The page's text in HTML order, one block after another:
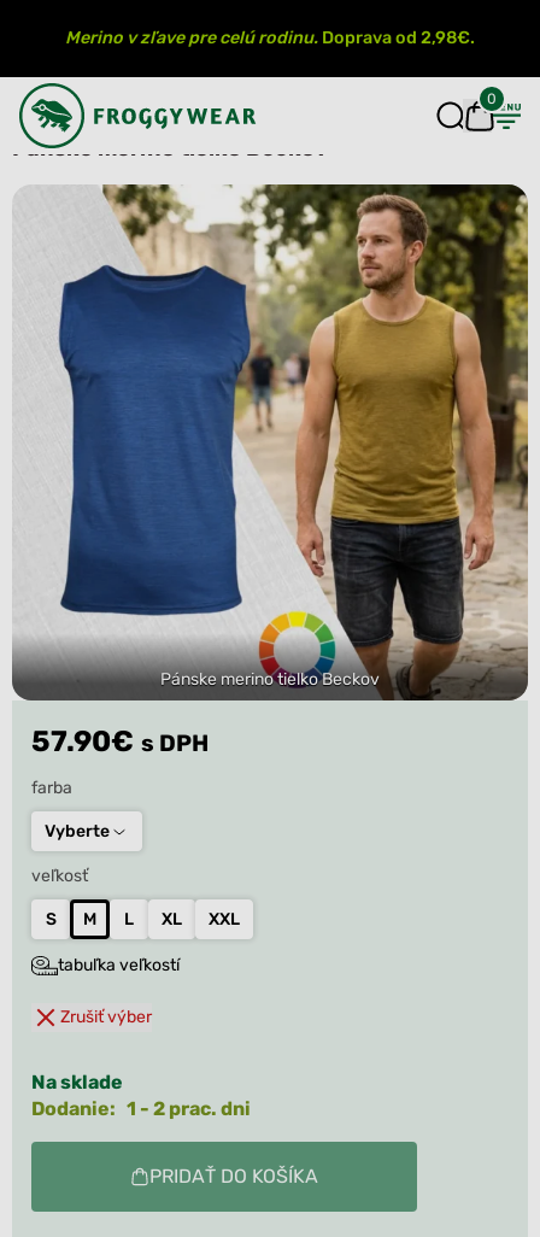
Merino v zľave pre celú rodinu. Doprava od 2,98€.
0
Pánske merino tielko Beckov
Pánske merino tielko Beckov
57.90€ s DPH
farba
Vyberte
veľkosť
S M L XL XXL
tabuľka veľkostí
Zrušiť výber
Na sklade
Dodanie: 1 - 2 prac. dni
PRIDAŤ DO KOŠÍKA